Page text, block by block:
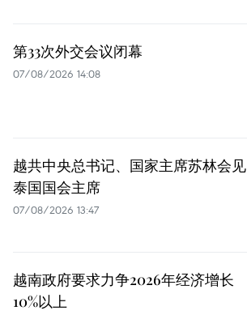
第33次外交会议闭幕
07/08/2026 14:08
越共中央总书记、国家主席苏林会见
泰国国会主席
07/08/2026 13:47
越南政府要求力争2026年经济增长
10%以上